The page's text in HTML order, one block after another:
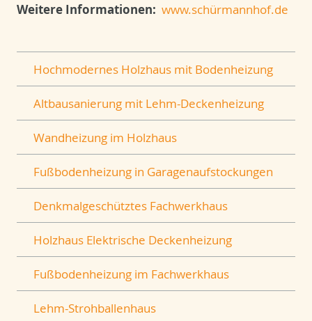
Weitere Informationen: www.schürmannhof.de
Hochmodernes Holzhaus mit Bodenheizung
Altbausanierung mit Lehm-Deckenheizung
Wandheizung im Holzhaus
Fußbodenheizung in Garagenaufstockungen
Denkmalgeschütztes Fachwerkhaus
Holzhaus Elektrische Deckenheizung
Fußbodenheizung im Fachwerkhaus
Lehm-Strohballenhaus